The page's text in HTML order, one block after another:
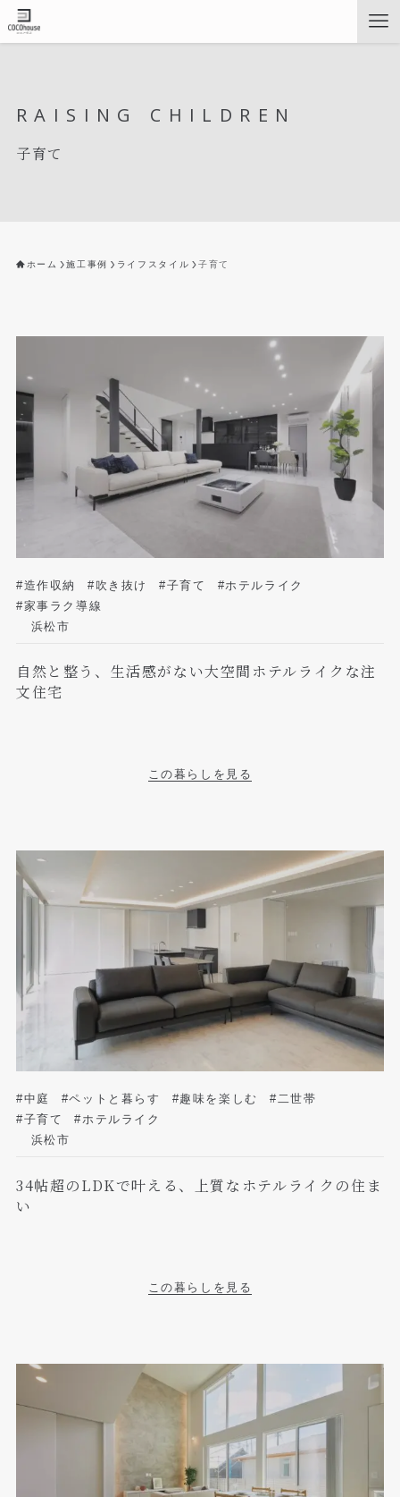
子育て
RAISING CHILDREN
ホーム 施工事例 ライフスタイル 子育て
#造作収納 #吹き抜け #子育て
#ホテルライク
#家事ラク導線
浜松市
自然と整う、生活感がない大空間ホテルライクな注
文住宅
この暮らしを見る
#中庭 #ペットと暮らす #趣味を楽しむ
#二世帯
#子育て
#ホテルライク
浜松市
34帖超のLDKで叶える、上質なホテルライクの住ま
い
この暮らしを見る